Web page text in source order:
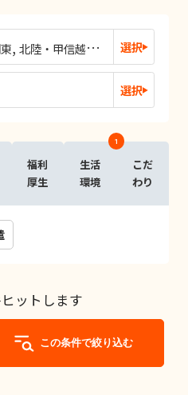
北陸・甲信越 東海 関西
選択
選択
福利
厚生
生活
環境
1
こだ
わり
ットします
この条件で絞り込む